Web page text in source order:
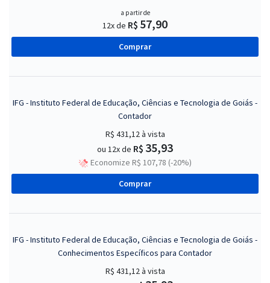
a partir de
12x de R$ 57,90
Comprar
IFG - Instituto Federal de Educação, Ciências e Tecnologia de Goiás -
Contador
R$ 431,12à vista
ou 12x de R$ 35,93
Economize R$ 107,78 (-20%)
Comprar
IFG - Instituto Federal de Educação, Ciências e Tecnologia de Goiás -
Conhecimentos Específicos para Contador
R$ 431,12à vista